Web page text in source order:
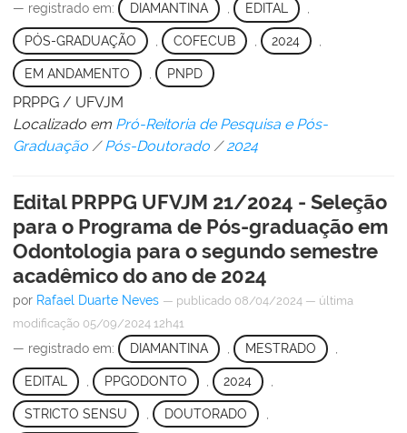
— registrado em: DIAMANTINA , EDITAL ,
PÓS-GRADUAÇÃO COFECUB 2024
EM ANDAMENTO PNPD
PRPPG / UFVJM
Localizado em Pró-Reitoria de Pesquisa e Pós-
Graduação /Pós-Doutorado /2024
Edital PRPPG UFVJM 21/2024 - Seleção
para o Programa de Pós-graduação em
Odontologia para o segundo semestre
acadêmico do ano de 2024
por Rafael Duarte Neves — publicado 08/04/2024 — última
modificação 05/09/2024 12h41
— registrado em: DIAMANTINA , MESTRADO ,
EDITAL PPGODONTO 2024
STRICTO SENSU DOUTORADO